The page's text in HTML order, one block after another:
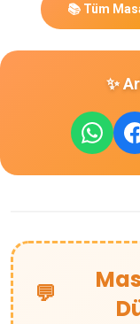
📚 Tüm
✨
💬